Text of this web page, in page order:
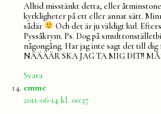
Alltid misstänkt detta, eller
kyrkligheter på ett eller annat sätt.
sådär
Och det är ju väldigt kul.
Pyssåkrym. Ps. Dog på
någongång. Har jag inte sagt det till dig
NÄÄÄÄR SKA JAG TA MIG DIT!!
Svara
emmesäger:
2011-06-14 kl. 00:37